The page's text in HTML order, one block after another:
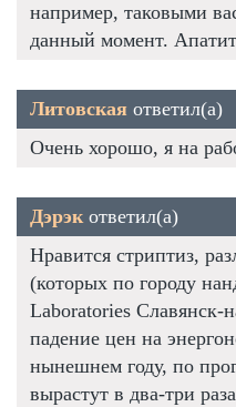
например, таковыми
данный момент.
Литовская ответил(а)
Очень хорошо, я на
Дэрэкответил(а)
Нравится стриптиз,
(которых по городу
Laboratories Славянск-
падение цен на
нынешнем году, по
вырастут в два-три